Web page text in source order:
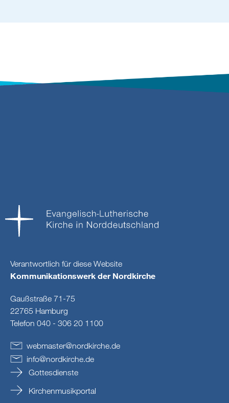
Verantwortlich für diese Website
Kommunikationswerk der Nordkirche
Gaußstraße 71-75
22765 Hamburg
Telefon 040 - 306 20 1100
webmaster@nordkirche.de
info@nordkirche.de
Gottesdienste
Kirchenmusikportal